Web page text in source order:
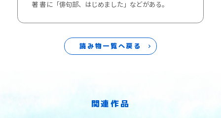
著書に「俳句部、はじめました」などがある。
読み物一覧へ戻る
関連作品